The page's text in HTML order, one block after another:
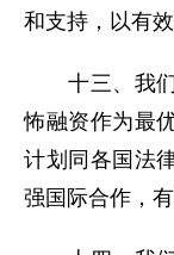
和支持，以有效
十三、我们
怖融资作为最
计划同各国法
强国际合作，